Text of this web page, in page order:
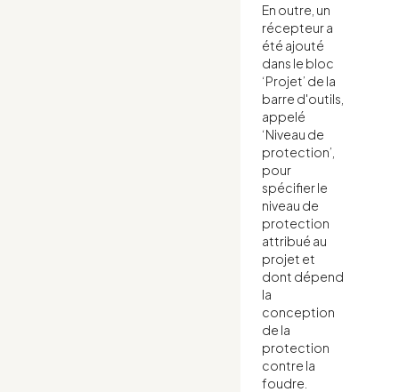
En outre, un
récepteur a
été ajouté
dans le bloc
‘Projet’ de la
barre d'outils,
appelé
‘Niveau de
protection’,
pour
spécifier le
niveau de
protection
attribué au
projet et
dont dépend
la
conception
de la
protection
contre la
foudre.